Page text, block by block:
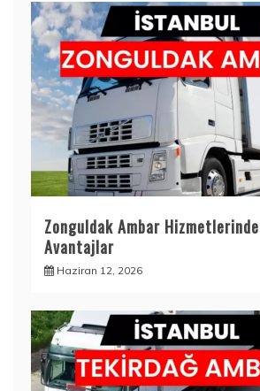
Zonguldak Ambar
Avantajlar
Haziran 12, 2026